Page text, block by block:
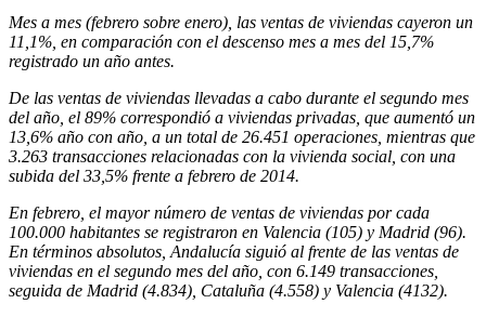
Mes a mes (febrero sobre enero), las ventas de viviendas cayeron un
11,1%, en comparación con el descenso mes a mes del 15,7%
registrado un año antes.
De las ventas de viviendas llevadas a cabo durante el segundo mes
del año, el 89% correspondió a viviendas privadas, que aumentó un
13,6% año con año, a un total de 26.451 operaciones, mientras que
3.263 transacciones relacionadas con la vivienda social, con una
subida del 33,5% frente a febrero de 2014.
En febrero, el mayor número de ventas de viviendas por cada
100.000 habitantes se registraron en Valencia (105) y Madrid (96).
En términos absolutos, Andalucía siguió al frente de las ventas de
viviendas en el segundo mes del año, con 6.149 transacciones,
seguida de Madrid (4.834), Cataluña (4.558) y Valencia (4132).